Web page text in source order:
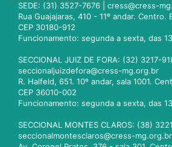
SEDE: (31) 3527-7676 | cress@cress-
Rua Guajajaras, 410 - 11º andar.
CEP 30180-912
Funcionamento: segunda a sexta, das
SECCIONAL JUIZ DE FORA: (32) 3217-
seccionaljuizdefora@cress-mg.org.br
R. Halfeld, 651. 10º andar, sala 1001.
CEP 36010-002
Funcionamento: segunda a sexta, das
SECCIONAL MONTES CLAROS: (38)
seccionalmontesclaros@cress-mg.org.br